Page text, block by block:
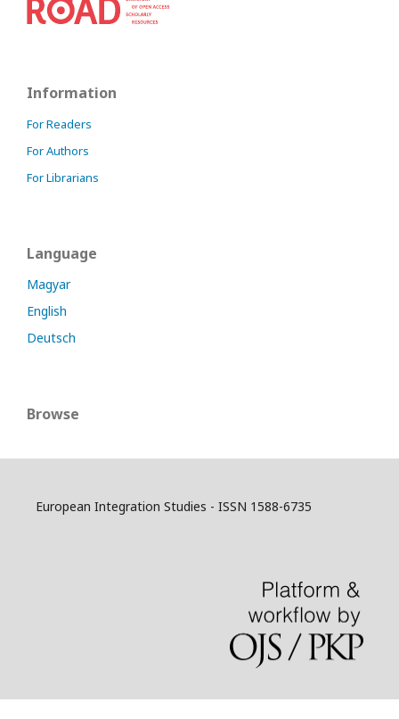
Information
For Readers
For Authors
For Librarians
Language
Magyar
English
Deutsch
Browse
European Integration Studies - ISSN 1588-6735